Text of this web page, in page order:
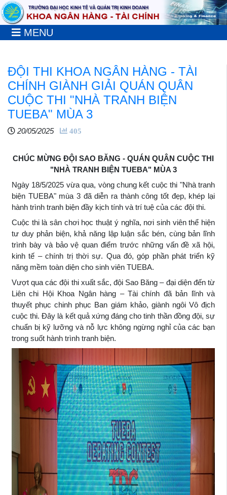
MENU
ĐỘI THI KHOA NGÂN HÀNG - TÀI
CHÍNH GIÀNH GIẢI QUÁN QUÂN
CUỘC THI "NHÀ TRANH BIỆN
TUEBA" MÙA 3
20/05/2025 405
CHÚC MỪNG ĐỘI SAO BĂNG - QUÁN QUÂN CUỘC THI
"NHÀ TRANH BIỆN TUEBA" MÙA 3
Ngày 18/5/2025 vừa qua, vòng chung kết cuộc thi "Nhà tranh
biện TUEBA" mùa 3 đã diễn ra thành công tốt đẹp, khép lại
hành trình tranh biện đầy kịch tính và trí tuệ của các đội thi.
Cuộc thi là sân chơi học thuật ý nghĩa, nơi sinh viên thể hiện
tư duy phản biện, khả năng lập luận sắc bén, cùng bản lĩnh
trình bày và bảo vệ quan điểm trước những vấn đề xã hội,
kinh tế – chính trị thời sự. Qua đó, góp phần phát triển kỹ
năng mềm toàn diện cho sinh viên TUEBA.
Vượt qua các đội thi xuất sắc, đội Sao Băng – đại diện đến từ
Liên chi Hội Khoa Ngân hàng – Tài chính đã bản lĩnh và
thuyết phục chinh phục Ban giám khảo, giành ngôi Vô địch
cuộc thi. Đây là kết quả xứng đáng cho tinh thần đồng đội, sự
chuẩn bị kỹ lưỡng và nỗ lực không ngừng nghỉ của các bạn
trong suốt hành trình tranh biện.